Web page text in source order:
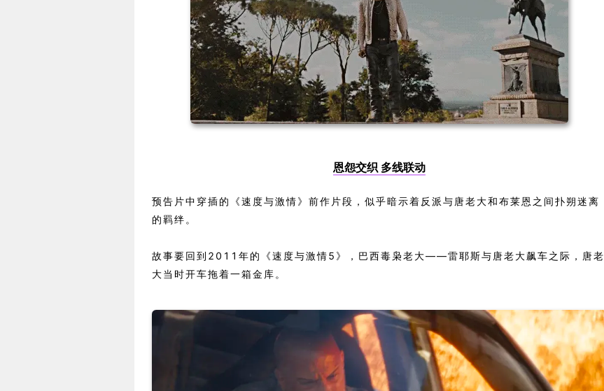
恩怨交织 多线联动
预告片中穿插的《速度与激情》前作片段，似乎暗示着反派与唐老大和布莱恩之间扑朔迷离
的羁绊。
故事要回到2011年的《速度与激情5》，巴西毒枭老大——雷耶斯与唐老大飙车之际，唐老
大当时开车拖着一箱金库。